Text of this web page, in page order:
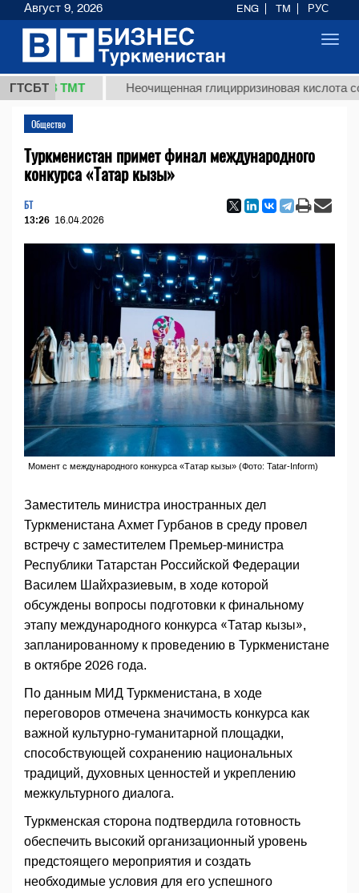
ГТСБТ
ТМТ Неочищенная глицирризиновая кислота
Общество
Туркменистан примет финал международного
конкурса «Татар кызы»
БТ
13:26 16.04.2026
Момент с международного конкурса «Татар кызы» (Фото: Tatar-Inform)
Заместитель министра иностранных дел
Туркменистана Ахмет Гурбанов в среду провел
встречу с заместителем Премьер-министра
Республики Татарстан Российской Федерации
Василем Шайхразиевым, в ходе которой
обсуждены вопросы подготовки к финальному
этапу международного конкурса «Татар кызы»,
запланированному к проведению в Туркменистане
в октябре 2026 года.
По данным МИД Туркменистана, в ходе
переговоров отмечена значимость конкурса как
важной культурно-гуманитарной площадки,
способствующей сохранению национальных
традиций, духовных ценностей и укреплению
межкультурного диалога.
Туркменская сторона подтвердила готовность
обеспечить высокий организационный уровень
предстоящего мероприятия и создать
необходимые условия для его успешного
Август 9, 2026 ENG TM РУС